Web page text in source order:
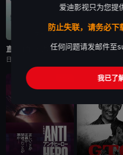
直到T恤干透 一次元的扦插
爱迪影视只为您提
防止失联，请务必下
任何问题请发邮件至
我已了